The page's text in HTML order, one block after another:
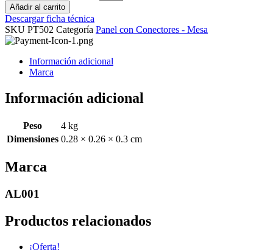
Añadir al carrito
Descargar ficha técnica
SKU PT502 Categoría Panel con Conectores - Mesa
Información adicional
Marca
Información adicional
Peso
4 kg
Dimensiones 0.28 × 0.26 × 0.3 cm
Marca
AL001
Productos relacionados
¡Oferta!